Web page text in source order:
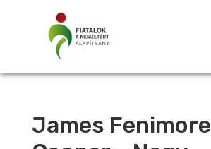
James Fenimore